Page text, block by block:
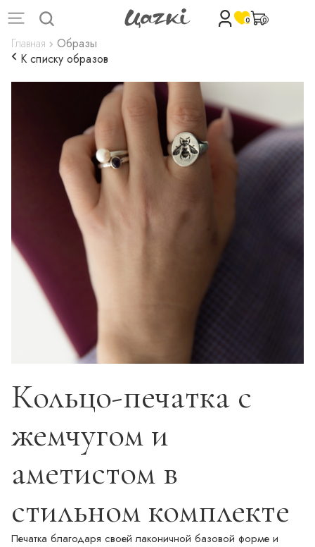
0 0
Главная
Образы
К списку образов
Кольцо-печатка с
жемчугом и
аметистом в
стильном комплекте
Печатка благодаря своей лаконичной базовой форме и